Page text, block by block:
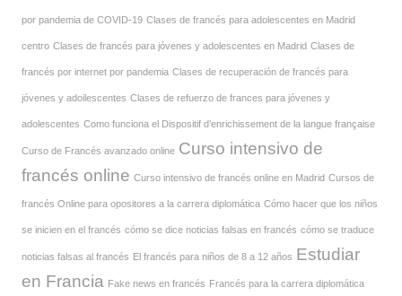
por pandemia de COVID-19 Clases de francés para adolescentes en Madrid
centro Clases de francés para jóvenes y adolescentes en Madrid Clases de
francés por internet por pandemia Clases de recuperación de francés para
jóvenes y adoilescentes Clases de refuerzo de frances para jóvenes y
adolescentes Como funciona el Dispositif d’enrichissement de la langue française
Curso de Francés avanzado online Curso intensivo de
francés online Curso intensivo de francés online en Madrid Cursos de
francés Online para opositores a la carrera diplomática Cómo hacer que los niños
se inicien en el francés cómo se dice noticias falsas en francés cómo se traduce
noticias falsas al francés El francés para niños de 8 a 12 años Estudiar
en Francia Fake news en francés Francés para la carrera diplomática